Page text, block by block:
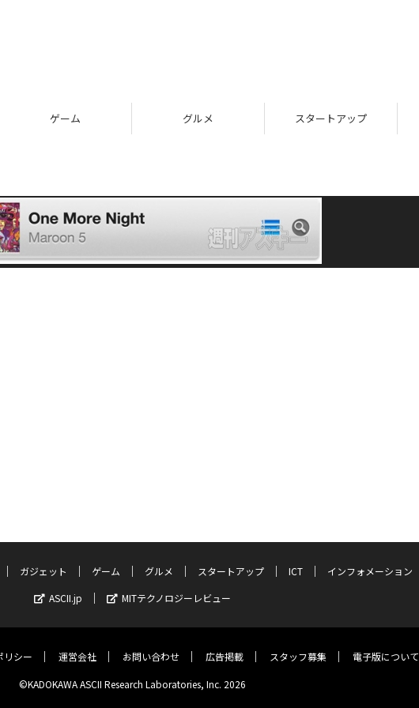
ゲーム グルメ スタートアップ
ガジェット ゲーム グルメ スタートアップ ICT
インフォメーション
ASCII.jp
MITテクノロジーレビュー
リシー 運営会社 お問い合わせ 広告掲載 スタッフ募集 電子版について
©KADOKAWA ASCII Research Laboratories, Inc. 2026